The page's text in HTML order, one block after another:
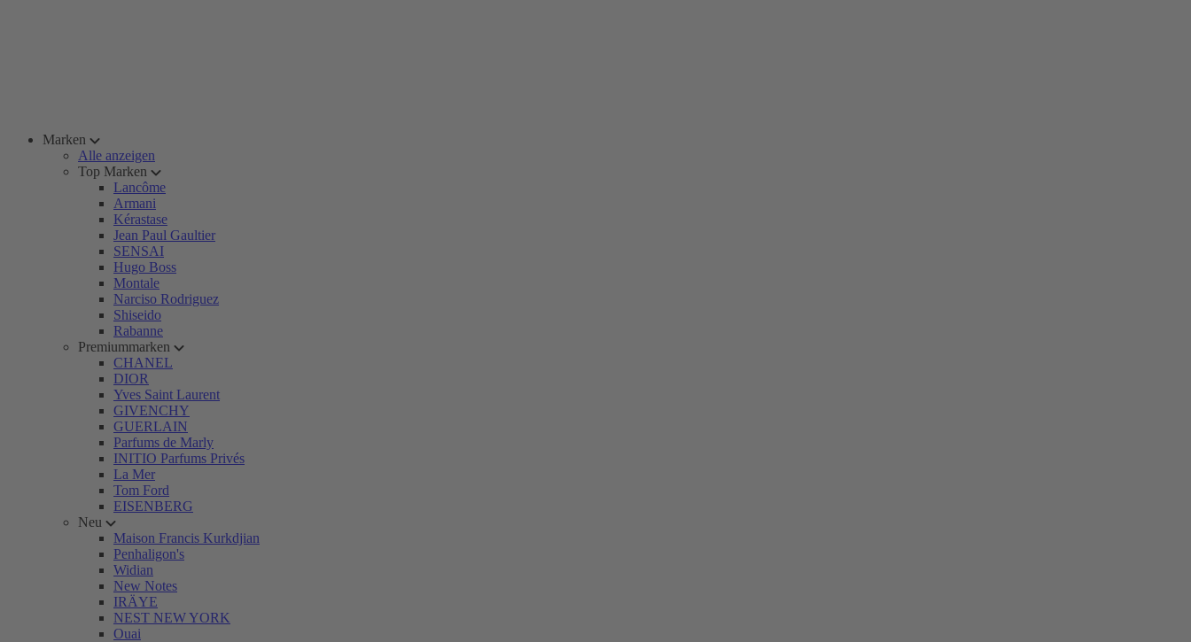
Marken
Alle anzeigen
Top Marken
Lancôme
Armani
Kérastase
Jean Paul Gaultier
SENSAI
Hugo Boss
Montale
Narciso Rodriguez
Shiseido
Rabanne
Premiummarken
CHANEL
DIOR
Yves Saint Laurent
GIVENCHY
GUERLAIN
Parfums de Marly
INITIO Parfums Privés
La Mer
Tom Ford
EISENBERG
Neu
Maison Francis Kurkdjian
Penhaligon's
Widian
New Notes
IRÄYE
NEST NEW YORK
Ouai